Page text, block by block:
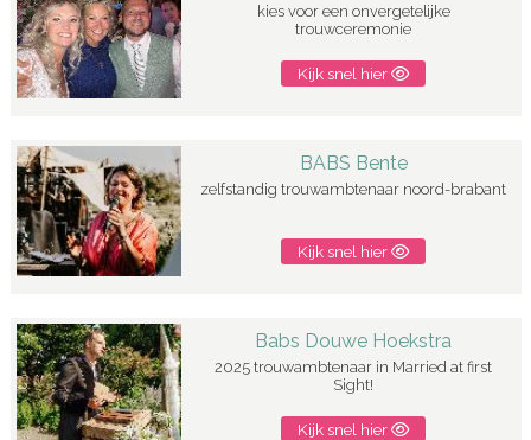
kies voor een onvergetelijke
trouwceremonie
Kijk snel hier
BABS Bente
zelfstandig trouwambtenaar noord-brabant
Kijk snel hier
Babs Douwe Hoekstra
2025 trouwambtenaar in Married at first
Sight!
Kijk snel hier